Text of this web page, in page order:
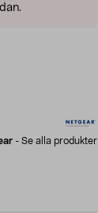
- Se alla produkter